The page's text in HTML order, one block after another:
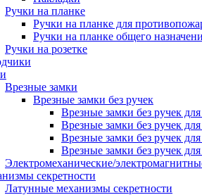
Ручки на планке
Ручки на планке для
Ручки на планке общего
Ручки на розетке
Врезные замки
Врезные замки без ручек
Врезные замки без ручек
Врезные замки без ручек
Врезные замки без ручек
Врезные замки без ручек
Электромеханические/
секретности
Латунные механизмы секретности